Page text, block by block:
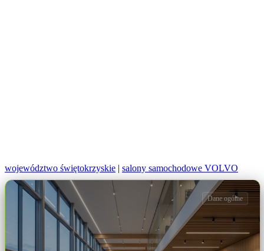
województwo świętokrzyskie | salony samochodowe VOLVO
Dane ogólne